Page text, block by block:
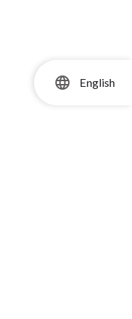
language English